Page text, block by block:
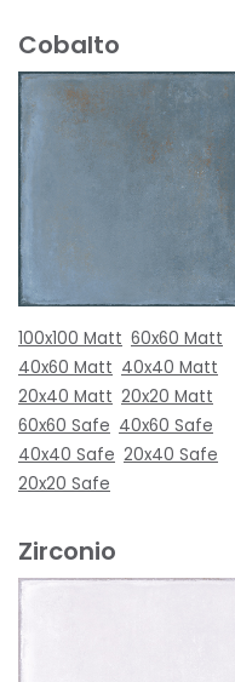
Cobalto
100x100 Matt 60x60 Matt
40x60 Matt 40x40 Matt
20x40 Matt 20x20 Matt
60x60 Safe 40x60 Safe
40x40 Safe 20x40 Safe
20x20 Safe
Zirconio